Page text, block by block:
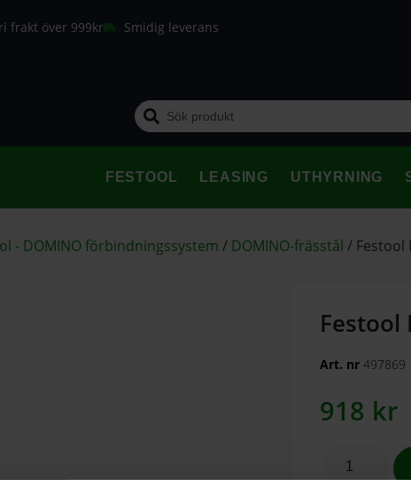
frakt över 999kr Smidig leverans
FESTOOL LEASING UTHYRNING
- DOMINO förbindningssystem / DOMINO-frässtål / Festool
Festool
Art. nr 497869
918 kr